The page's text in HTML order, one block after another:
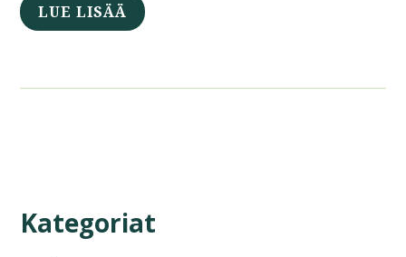
LUE LISÄÄ
Kategoriat